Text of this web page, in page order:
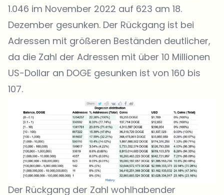
1.046 im November 2022 auf 623 am 18.
Dezember gesunken. Der Rückgang ist bei
Adressen mit größeren Beständen deutlicher,
da die Zahl der Adressen mit über 10 Millionen
US-Dollar an DOGE gesunken ist von 160 bis
107.
Der Rückgang der Zahl wohlhabender